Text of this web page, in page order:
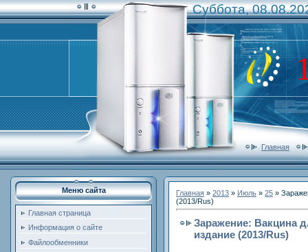
Суббота,
Главная
Меню сайта
Главная страница
Информация о сайте
Файлообменники
Главная » 2013 » Июль » 25 »
(2013/Rus)
Заражение: Вакцина
издание (2013/Rus)